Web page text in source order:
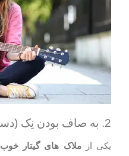
2. به صاف بودن نِک (دسته) گیتار توجه کنید
یکی ازملاک های گیتار خوب